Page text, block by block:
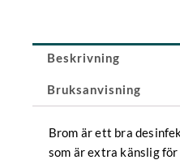
kg
mängd
Beskrivning
Bruksanvisning
Brom är ett bra
som är extra känslig